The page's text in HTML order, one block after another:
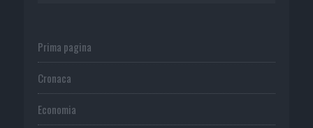
Prima pagina
Cronaca
Economia